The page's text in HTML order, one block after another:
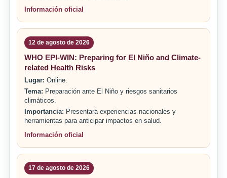
Información oficial
12 de agosto de 2026
WHO EPI-WIN: Preparing for El Niño and Climate-
related Health Risks
Lugar: Online.
Tema: Preparación ante El Niño y riesgos sanitarios
climáticos.
Importancia: Presentará experiencias nacionales y
herramientas para anticipar impactos en salud.
Información oficial
17 de agosto de 2026